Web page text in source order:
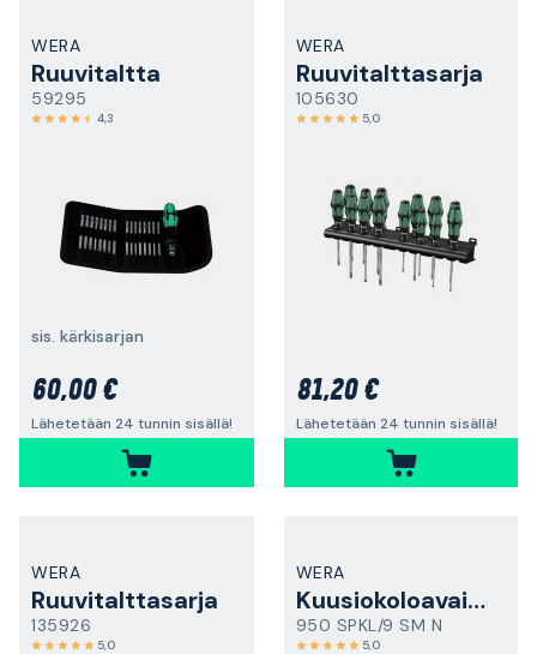
WERA
Ruuvitaltta
59295
4,3
sis. kärkisarjan
60,00 €
Lähetetään 24 tunnin sisällä!
WERA
Ruuvitalttasarja
105630
5,0
81,20 €
Lähetetään 24 tunnin sisällä!
WERA
Ruuvitalttasarja
135926
5,0
WERA
Kuusiokoloavainsarja
950 SPKL/9 SM N
5,0